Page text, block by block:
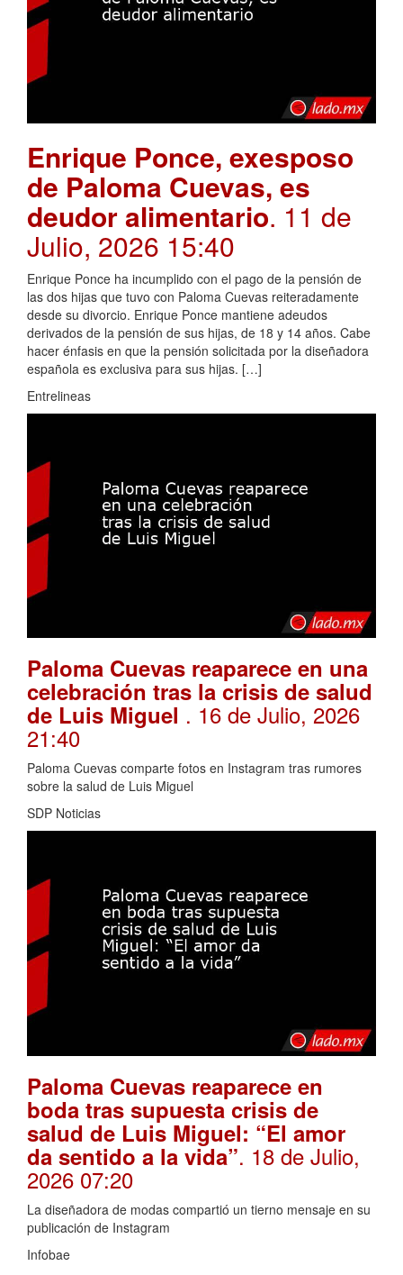
Enrique Ponce, exesposo
de Paloma Cuevas, es
deudor alimentario. 11 de
Julio, 2026 15:40
Enrique Ponce ha incumplido con el pago de la pensión de
las dos hijas que tuvo con Paloma Cuevas reiteradamente
desde su divorcio. Enrique Ponce mantiene adeudos
derivados de la pensión de sus hijas, de 18 y 14 años. Cabe
hacer énfasis en que la pensión solicitada por la diseñadora
española es exclusiva para sus hijas. […]
Entrelineas
Paloma Cuevas reaparece en una
celebración tras la crisis de salud
de Luis Miguel . 16 de Julio, 2026
21:40
Paloma Cuevas comparte fotos en Instagram tras rumores
sobre la salud de Luis Miguel
SDP Noticias
Paloma Cuevas reaparece en
boda tras supuesta crisis de
salud de Luis Miguel: “El amor
da sentido a la vida”. 18 de Julio,
2026 07:20
La diseñadora de modas compartió un tierno mensaje en su
publicación de Instagram
Infobae